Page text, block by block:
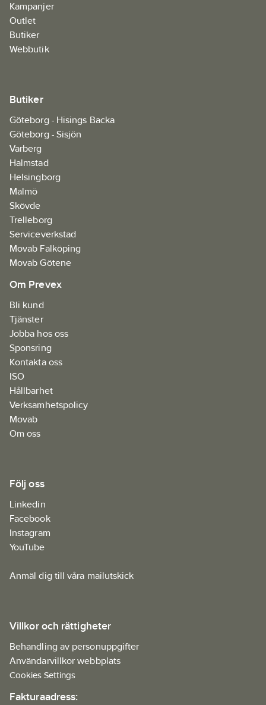
Kampanjer
Outlet
Butiker
Webbutik
Butiker
Göteborg - Hisings Backa
Göteborg - Sisjön
Varberg
Halmstad
Helsingborg
Malmö
Skövde
Trelleborg
Serviceverkstad
Movab Falköping
Movab Götene
Om Prevex
Bli kund
Tjänster
Jobba hos oss
Sponsring
Kontakta oss
ISO
Hållbarhet
Verksamhetspolicy
Movab
Om oss
Följ oss
Linkedin
Facebook
Instagram
YouTube
Anmäl dig till våra mailutskick
Villkor och rättigheter
Behandling av personuppgifter
Användarvillkor webbplats
Cookies Settings
Fakturaadress: